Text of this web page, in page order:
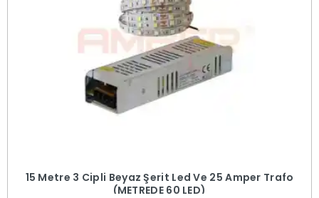
15 Metre 3 Cipli Beyaz Şerit Led Ve 25 Amper Trafo
(METREDE 60 LED)